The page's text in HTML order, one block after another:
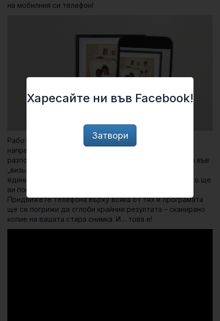
на мобилния си телефон!
Работата с приложението е лесна: стартирайте го и
направете цифрово копие на печатната снимка, като
разположите телефона над нея така, че тя да попада във
„визьора“ на приложението. След това направете
единична снимка. Photo Scan ще я направи, след което ще
ви покаже 4 бели точки върху вече заснетата снимка.
Придвижете телефона върху всяка от тях и програмата
ще се погрижи да сглоби крайния резултата – сканирано
копие на вашата стара снимка. И… това е!
Харесайте ни във Facebook!
Затвори